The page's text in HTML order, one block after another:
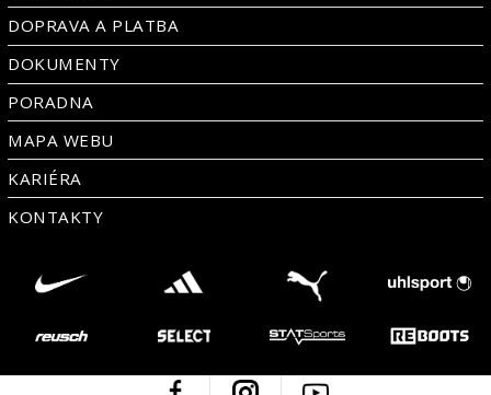
DOPRAVA A PLATBA
DOKUMENTY
PORADNA
MAPA WEBU
KARIÉRA
KONTAKTY
Facebook Instagram